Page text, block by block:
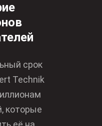
срок
Technik
которые